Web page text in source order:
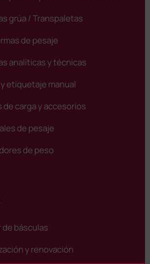
grúa / Transpaletas
de pesaje
analíticas y técnicas
etiquetaje manual
de carga y accesorios
de pesaje
de peso
básculas
y renovación